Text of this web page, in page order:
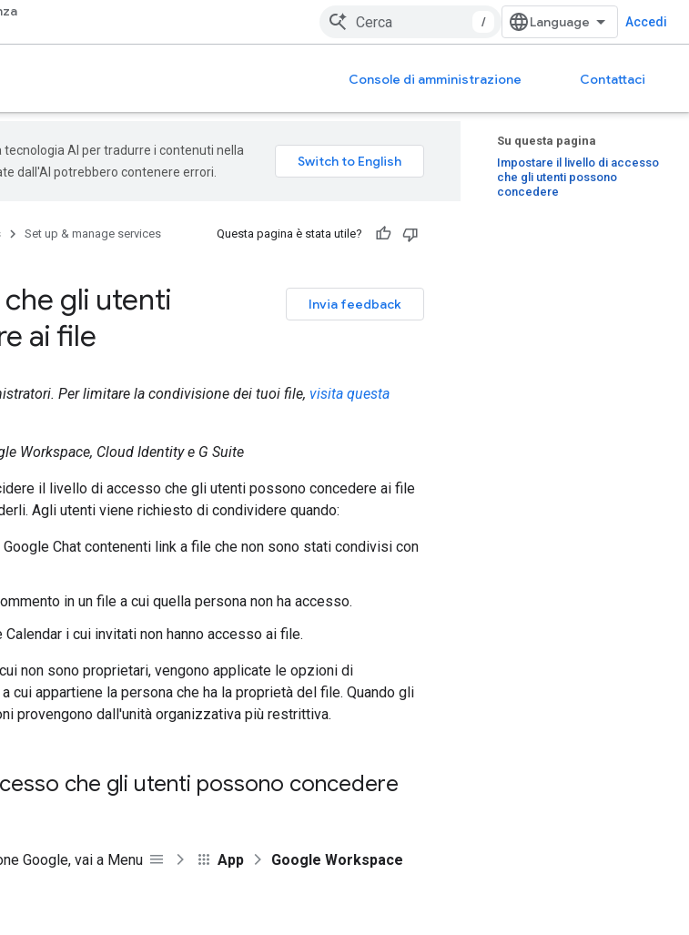
/ Accedi
Console di amministrazione Contattaci
Su questa pagina
Impostare il livello di accesso
che gli utenti possono
concedere
tecnologia AI per tradurre i contenuti nella
dall'AI potrebbero contenere errori.
Set up & manage services
Questa pagina è stata utile?
Invia feedback
gli utenti
ai file
Per limitare la condivisione dei tuoi file, visita questa
Workspace, Cloud Identity e G Suite
il livello di accesso che gli utenti possono concedere ai file
Agli utenti viene richiesto di condividere quando:
Chat contenenti link a file che non sono stati condivisi con
in un file a cui quella persona non ha accesso.
i cui invitati non hanno accesso ai file.
non sono proprietari, vengono applicate le opzioni di
cui appartiene la persona che ha la proprietà del file. Quando gli
provengono dall'unità organizzativa più restrittiva.
che gli utenti possono concedere
Google, vai a Menu App
Google Workspace